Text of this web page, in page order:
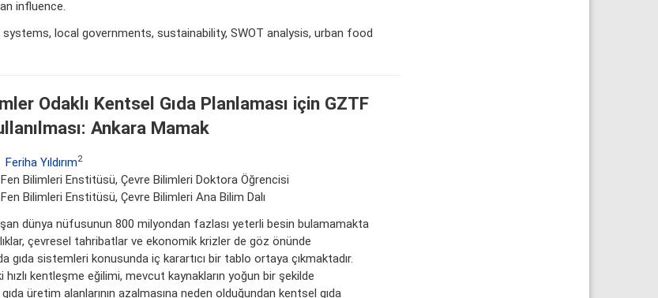
influence.
systems, local governments, sustainability, SWOT analysis, urban food
Odaklı Kentsel Gıda Planlaması için GZTF
Ankara Mamak
Feriha Yıldırım2
Bilimleri Enstitüsü, Çevre Bilimleri Doktora Öğrencisi
Bilimleri Enstitüsü, Çevre Bilimleri Ana Bilim Dalı
dünya nüfusunun 800 milyondan fazlası yeterli besin bulamamakta
çevresel tahribatlar ve ekonomik krizler de göz önünde
gıda sistemleri konusunda iç karartıcı bir tablo ortaya çıkmaktadır.
hızlı kentleşme eğilimi, mevcut kaynakların yoğun bir şekilde
gıda üretim alanlarının azalmasına neden olduğundan kentsel gıda